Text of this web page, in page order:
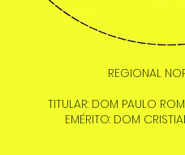
REGIONAL
TITULAR: DOM PAULO
EMÉRITO: DOM